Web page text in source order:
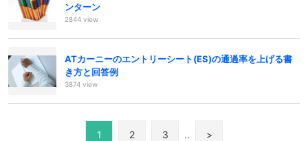
ンターン
2844 view
ATカーニーのエントリーシート(ES)の通過率を上げる書
き方と回答例
3874 view
1 2 3 .. >